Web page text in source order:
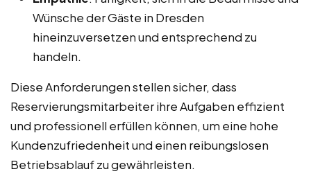
Wünsche der Gäste in Dresden
hineinzuversetzen und entsprechend zu
handeln.
Diese Anforderungen stellen sicher, dass
Reservierungsmitarbeiter ihre Aufgaben effizient
und professionell erfüllen können, um eine hohe
Kundenzufriedenheit und einen reibungslosen
Betriebsablauf zu gewährleisten.